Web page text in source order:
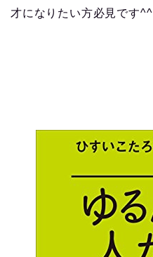
才になりたい方必見です^^